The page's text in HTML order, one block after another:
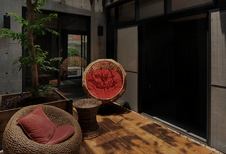
KUANCHENG
CONSTRUCTION